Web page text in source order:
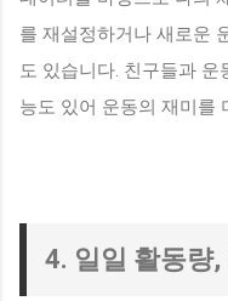
를 재설정하거나 새로운
도 있습니다. 친구들과
능도 있어 운동의 재미를
4. 일일 활동량